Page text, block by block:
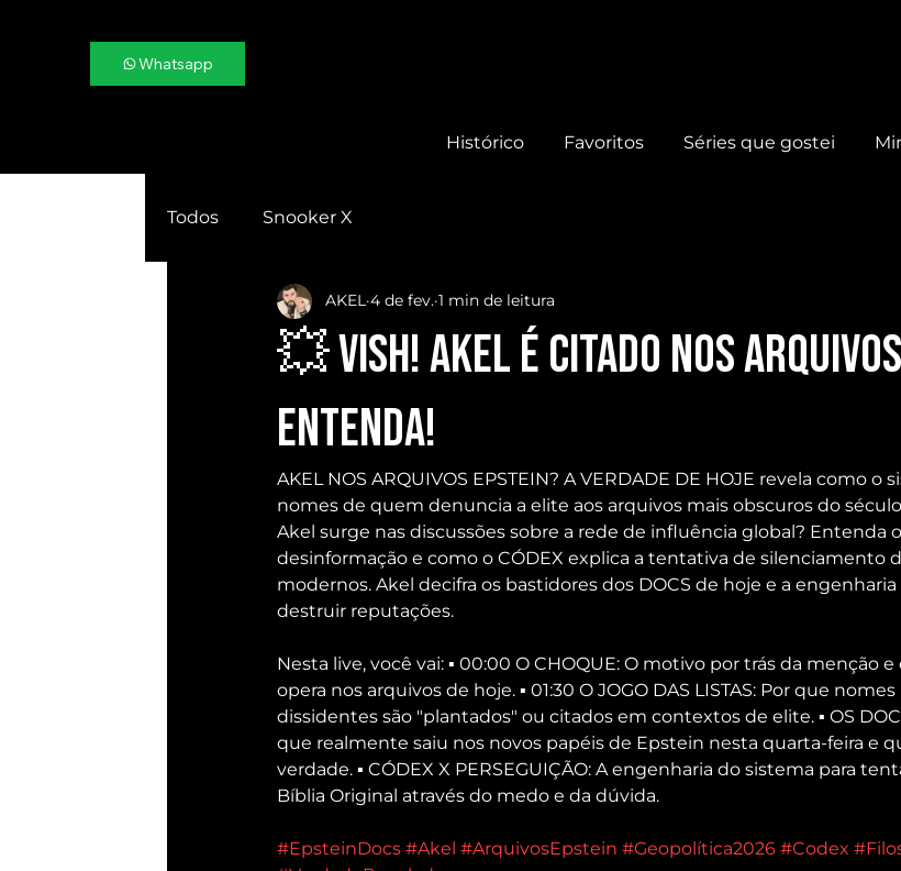
Whatsapp
Histórico Favoritos Séries que gostei
Todos Snooker X
💥 VISH! AKEL É CITADO NOS
Entenda!
AKEL 4 de fev. 1 min de leitura
AKEL NOS ARQUIVOS EPSTEIN? A VERDADE DE HOJE revela como o
nomes de quem denuncia a elite aos arquivos mais obscuros do
Akel surge nas discussões sobre a rede de influência global? Entenda
desinformação e como o CÓDEX explica a tentativa de silenciamento
modernos. Akel decifra os bastidores dos DOCS de hoje e a
destruir reputações.
Nesta live, você vai: ▪ 00:00 O CHOQUE: O motivo por trás da menção
opera nos arquivos de hoje. ▪ 01:30 O JOGO DAS LISTAS: Por que
dissidentes são "plantados" ou citados em contextos de elite. ▪ OS
que realmente saiu nos novos papéis de Epstein nesta quarta-feira e
verdade. ▪ CÓDEX X PERSEGUIÇÃO: A engenharia do sistema para
Bíblia Original através do medo e da dúvida.
#EpsteinDocs #Akel #ArquivosEpstein #Geopolítica2026 #Codex